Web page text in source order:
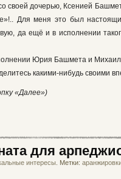
своей дочерью, Ксенией
Для меня это был
да ещё и в исполнении
Юрия Башмета и
какими-нибудь своими
«Далее»)
для
интересы . Метки: